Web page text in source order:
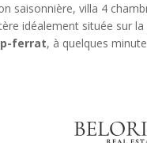
saisonnière, villa 4
idéalement située sur la
ferrat, à quelques